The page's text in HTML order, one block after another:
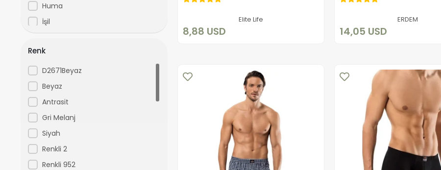
Huma
İşil
Kenn Paul
Kenpaul
KOM
ŞAHİNLER
US-POLO-ASSN
yoncatoptan
Renk
D2671Beyaz
Beyaz
Antrasit
Gri Melanj
Siyah
Renkli 2
Renkli 952
Elite Life
8,88 USD
Sepete Ekle ERDEM
14,05 USD
Sepete Ekle